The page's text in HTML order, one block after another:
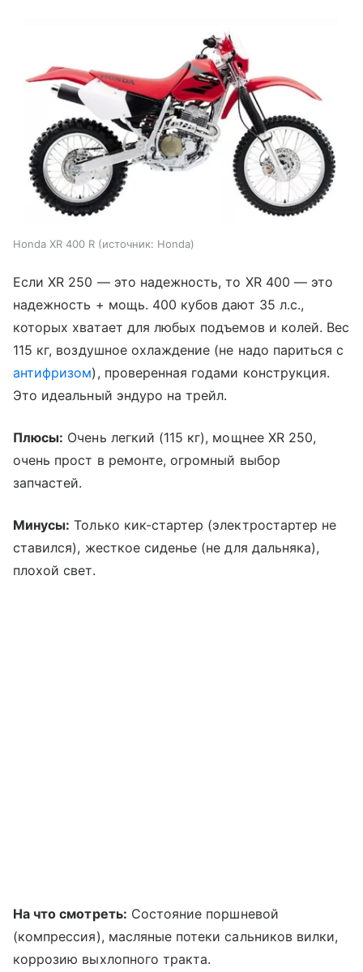
Honda XR 400 R источник: Honda
Если XR 250 — это надежность, то XR 400 — это
надежность + мощь. 400 кубов дают 35 л.с.,
которых хватает для любых подъемов и колей. Вес
115 кг, воздушное охлаждение (не надо париться с
антифризом), проверенная годами конструкция.
Это идеальный эндуро на трейл.
Плюсы: Очень легкий (115 кг), мощнее XR 250,
очень прост в ремонте, огромный выбор
запчастей.
Минусы: Только кик-стартер (электростартер не
ставился), жесткое сиденье (не для дальняка),
плохой свет.
На что смотреть: Состояние поршневой
(компрессия), масляные потеки сальников вилки,
коррозию выхлопного тракта.